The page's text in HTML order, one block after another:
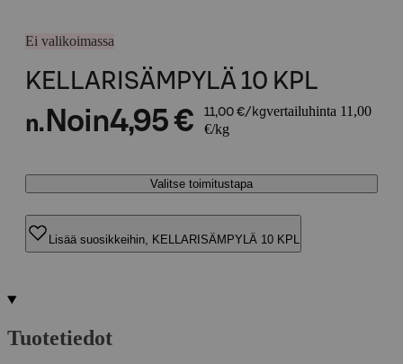
Ei valikoimassa
KELLARISÄMPYLÄ 10 KPL
n. Noin4,95 € 11,00 €/kgvertailuhinta 11,00
€/kg
Valitse toimitustapa
Lisää suosikkeihin, KELLARISÄMPYLÄ 10 KPL
Tuotetiedot